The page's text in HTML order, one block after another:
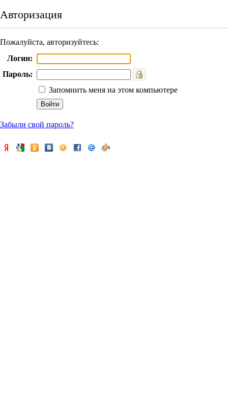
Авторизация
Пожалуйста, авторизуйтесь:
Логин:
Пароль:
Запомнить меня на этом компьютере
Забыли свой пароль?